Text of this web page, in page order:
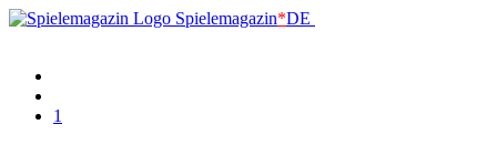
Spielemagazin*DE
1